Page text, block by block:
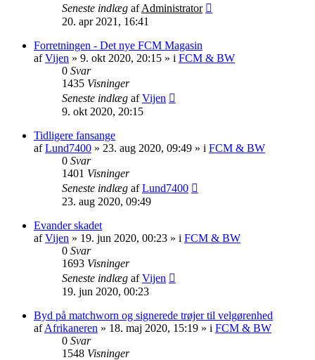
Seneste indlæg afAdministrator
20. apr 2021, 16:41
Forretningen - Det nye FCM Magasin
afVijen » 9. okt 2020, 20:15 » i FCM & BW
0 Svar
1435 Visninger
Seneste indlæg afVijen
9. okt 2020, 20:15
Tidligere fansange
afLund7400 » 23. aug 2020, 09:49 » i FCM & BW
0 Svar
1401 Visninger
Seneste indlæg afLund7400
23. aug 2020, 09:49
Evander skadet
afVijen » 19. jun 2020, 00:23 » i FCM & BW
0 Svar
1693 Visninger
Seneste indlæg afVijen
19. jun 2020, 00:23
Byd på matchworn og signerede trøjer til velgørenhed
afAfrikaneren » 18. maj 2020, 15:19 » i FCM & BW
0 Svar
1548 Visninger